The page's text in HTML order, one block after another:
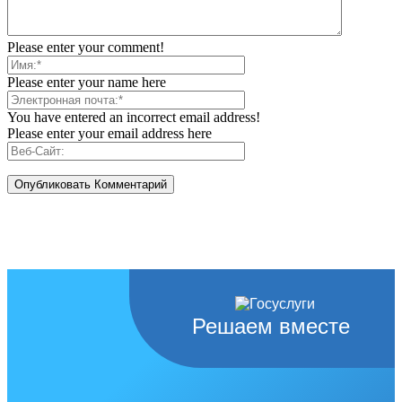
Please enter your comment!
Please enter your name here
You have entered an incorrect email address!
Please enter your email address here
Решаем вместе